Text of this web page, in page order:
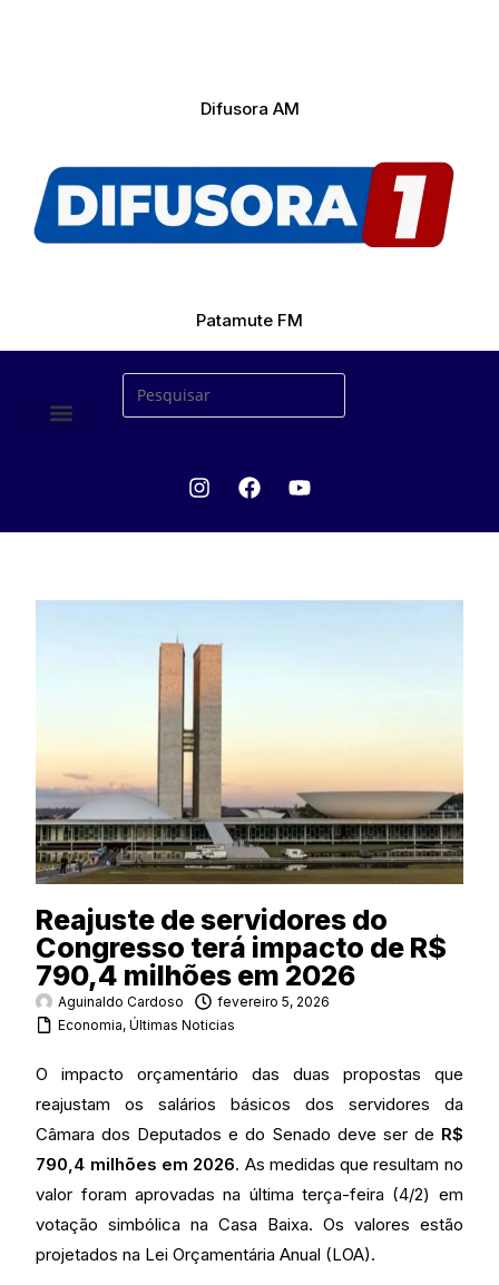
Difusora AM
Patamute FM
Reajuste de servidores do
Congresso terá impacto de R$
790,4 milhões em 2026
Aguinaldo Cardoso
fevereiro 5, 2026
Economia,Últimas Noticias
O impacto orçamentário das duas propostas que
reajustam os salários básicos dos servidores da
Câmara dos Deputados e do Senado deve ser de R$
790,4 milhões em 2026. As medidas que resultam no
valor foram aprovadas na última terça-feira (4/2) em
votação simbólica na Casa Baixa. Os valores estão
projetados na Lei Orçamentária Anual (LOA).